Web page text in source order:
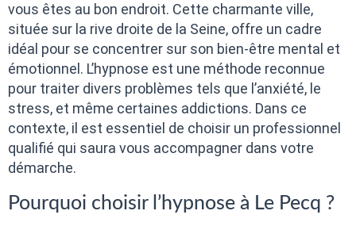
vous êtes au bon endroit. Cette charmante ville,
située sur la rive droite de la Seine, offre un cadre
idéal pour se concentrer sur son bien-être mental et
émotionnel. L’hypnose est une méthode reconnue
pour traiter divers problèmes tels que l’anxiété, le
stress, et même certaines addictions. Dans ce
contexte, il est essentiel de choisir un professionnel
qualifié qui saura vous accompagner dans votre
démarche.
Pourquoi choisir l’hypnose à Le Pecq ?